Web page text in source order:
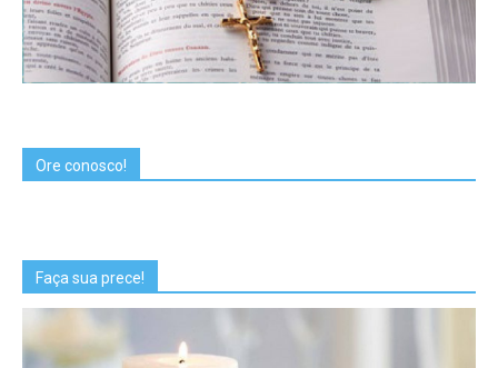
Ore conosco!
Faça sua prece!